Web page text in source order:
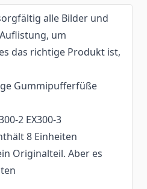
alle Bilder und
um
das richtige Produkt ist,
Gummipufferfüße
2 EX300-3
8 Einheiten
Originalteil. Aber es